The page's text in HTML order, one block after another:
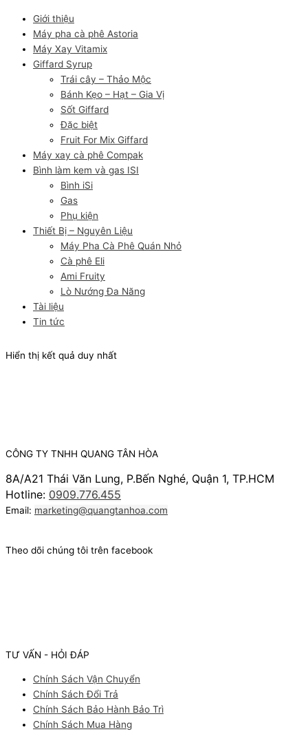
Giới thiệu
Máy pha cà phê Astoria
Máy Xay Vitamix
Giffard Syrup
Trái cây – Thảo Mộc
Bánh Kẹo – Hạt – Gia Vị
Sốt Giffard
Đặc biệt
Fruit For Mix Giffard
Máy xay cà phê Compak
Bình làm kem và gas ISI
Bình iSi
Gas
Phụ kiện
Thiết Bị – Nguyên Liệu
Máy Pha Cà Phê Quán Nhỏ
Cà phê Eli
Ami Fruity
Lò Nướng Đa Năng
Tài liệu
Tin tức
Hiển thị kết quả duy nhất
CÔNG TY TNHH QUANG TÂN HÒA
8A/A21 Thái Văn Lung, P.Bến Nghé, Quận 1, TP.HCM
Hotline: 0909.776.455
Email: marketing@quangtanhoa.com
Theo dõi chúng tôi trên facebook
TƯ VẤN - HỎI ĐÁP
Chính Sách Vận Chuyển
Chính Sách Đổi Trả
Chính Sách Bảo Hành Bảo Trì
Chính Sách Mua Hàng